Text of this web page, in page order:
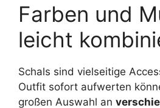
Farben und
leicht
Schals sind vielseitige
Outfit sofort aufwerten
großen Auswahl an